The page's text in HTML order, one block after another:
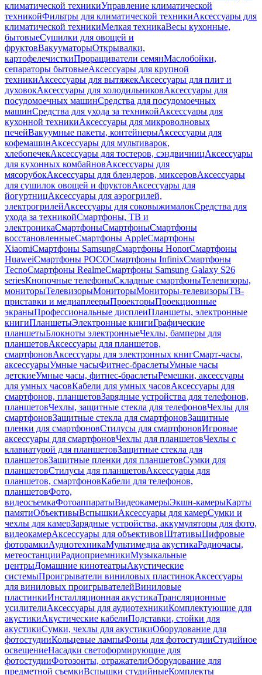
климатической техникиУправление климатической
техникойФильтры для климатической техникиАксессуары для
климатической техникиМелкая техникаВесы кухонные,
бытовыеСушилки для овощей и
фруктовВакууматорыОткрывалки,
картофелечисткиПроращиватели семянМаслобойки,
сепараторы бытовыеАксессуары для крупной
техникиАксессуары для вытяжекАксессуары для плит и
духовокАксессуары для холодильниковАксессуары для
посудомоечных машинСредства для посудомоечных
машинСредства для ухода за техникойАксессуары для
кухонной техникиАксессуары для микроволновых
печейВакуумные пакеты, контейнерыАксессуары для
кофемашинАксессуары для мультиварок,
хлебопечекАксессуары для тостеров, сэндвичницАксессуары
для кухонных комбайновАксессуары для
мясорубокАксессуары для блендеров, миксеровАксессуары
для сушилок овощей и фруктовАксессуары для
йогуртницАксессуары для аэрогрилей,
электрогрилейАксессуары для соковыжималокСредства для
ухода за техникойСмартфоны, ТВ и
электроникаСмартфоныСмартфоныСмартфоны
восстановленныеСмартфоны AppleСмартфоны
XiaomiСмартфоны SamsungСмартфоны HonorСмартфоны
HuaweiСмартфоны POCOСмартфоны InfinixСмартфоны
TecnoСмартфоны RealmeСмартфоны Samsung Galaxy S26
seriesКнопочные телефоныСкладные смартфоныТелевизоры,
мониторыТелевизорыМониторыМониторы-телевизорыТВ-
приставки и медиаплеерыПроекторыПроекционные
экраныПрофессиональные дисплеиПланшеты, электронные
книгиПланшетыЭлектронные книгиГрафические
планшетыБлокноты электронныеЧехлы, бамперы для
планшетовАксессуары для планшетов,
смартфоновАксессуары для электронных книгСмарт-часы,
аксессуарыУмные часыФитнес-браслетыУмные часы
детскиеУмные часы, фитнес-браслетыРемешки, аксессуары
для умных часовКабели для умных часовАксессуары для
смартфонов, планшетовЗарядные устройства для телефонов,
планшетовЧехлы, защитные стекла для телефоновЧехлы для
смартфоновЗащитные стекла для смартфоновЗащитные
пленки для смартфоновСтилусы для смартфоновИгровые
аксессуары для смартфоновЧехлы для планшетовЧехлы с
клавиатурой для планшетовЗащитные стекла для
планшетовЗащитные пленки для планшетовСумки для
планшетовСтилусы для планшетовАксессуары для
планшетов, смартфоновКабели для телефонов,
планшетовФото,
видеосъемкаФотоаппаратыВидеокамерыЭкшн-камерыКарты
памятиОбъективыВспышкиАксессуары для камерСумки и
чехлы для камерЗарядные устройства, аккумуляторы для фото,
видеокамерАксессуары для объективовШтативыЦифровые
фоторамкиАудиотехникаМультимедиа акустикаРадиочасы,
метеостанцииРадиоприемникиМузыкальные
центрыДомашние кинотеатрыАкустические
системыПроигрыватели виниловых пластинокАксессуары
для виниловых проигрывателейВиниловые
пластинкиИнсталляционная акустикаТрансляционные
усилителиАксессуары для аудиотехникиКомплектующие для
акустикиАкустические кабелиПодставки, стойки для
акустикиСумки, чехлы для акустикиОборудование для
фотостудииКольцевые лампыФоны для фотостудииСтудийное
освещениеНасадки светоформирующие для
фотостудииФотозонты, отражателиОборудование для
предметной съемкиВспышки студийныеКомплекты